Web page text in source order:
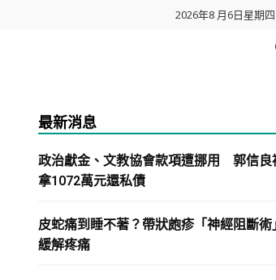
2026年8 月6日星期四
最新消息
政治獻金、文教協會款項遭挪用 郭信良
拿1072萬元還私債
皮蛇痛到睡不著？帶狀皰疹「神經阻斷術
緩解疼痛